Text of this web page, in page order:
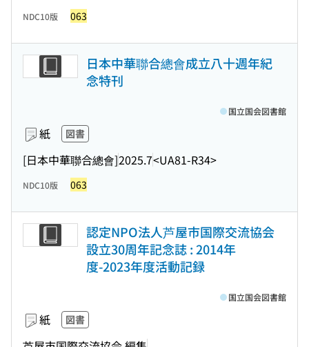
NDC10版 063
日本中華聯合總會成立八十週年紀
念特刊
紙 図書
[日本中華聯合總會]2025.7<UA81-R34>
国立国会図書館
NDC10版 063
認定NPO法人芦屋市国際交流協会
設立30周年記念誌 : 2014年
度-2023年度活動記録
紙 図書
国立国会図書館